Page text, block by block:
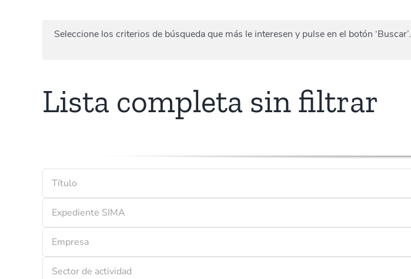
Seleccione los criterios de búsqueda que más le interesen y pulse en el botón ‘Buscar’.
Lista completa sin filtrar